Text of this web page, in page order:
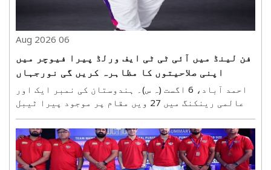
06 Aug 2026
فن لینڈ میں آئی ٹی ٹی ایف ورلڈ پیرا فیوچر میں
اپنی صلاحیتوں کا مظاہرہ کریں گی نورجہاں
زمانی
احمد آباد، 6 اگست (ہ س)۔ ہندوستان کی نمبر ایک اور
عالمی رینکنگ میں 27 ویں مقام پر موجود پیرا ٹیبل
ٹینس کھلاڑی نورجہاں نورعلی زمانی اب فن لینڈ میں
منعقد ہونے والے آئی ٹی ٹی ایف ورلڈ پیرا فیوچر
لاہتی 2026 میں اپنا چیلنج پیش کریں گی ۔ یہٹورنامنٹ
28 ..